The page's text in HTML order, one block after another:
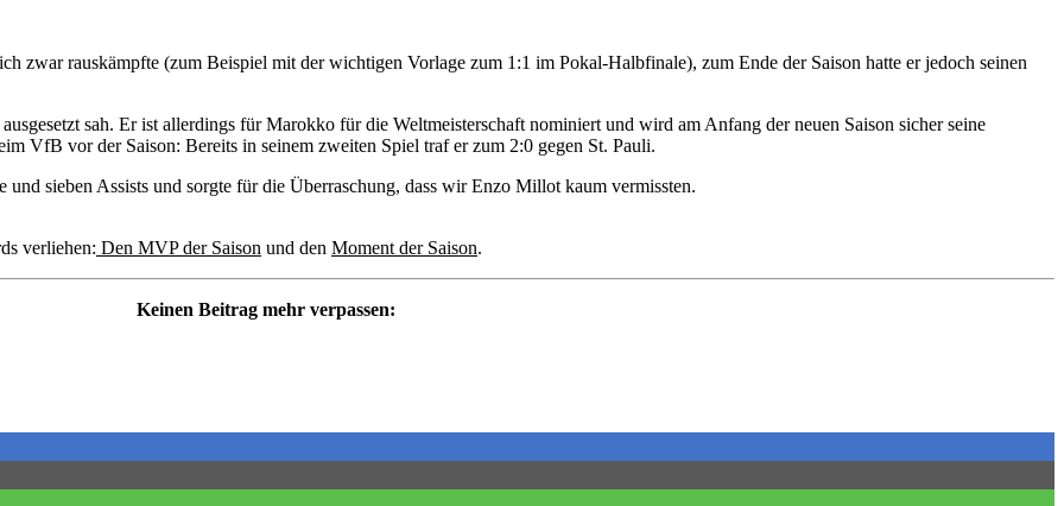
zwar rauskämpfte (zum Beispiel mit der wichtigen Vorlage zum 1:1 im Pokal-Halbfinale), zum Ende der Saison hatte er jedoch seinen
sah. Er ist allerdings für Marokko für die Weltmeisterschaft nominiert und wird am Anfang der neuen Saison sicher seine
VfB vor der Saison: Bereits in seinem zweiten Spiel traf er zum 2:0 gegen St. Pauli.
sieben Assists und sorgte für die Überraschung, dass wir Enzo Millot kaum vermissten.
verliehen: Den MVP der Saison und den Moment der Saison.
Keinen Beitrag mehr verpassen: